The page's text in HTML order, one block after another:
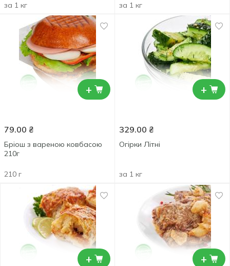
за 1 кг за 1 кг
+
79.00 ₴
Бріош з вареною ковбасою
210г
210 г
+
329.00 ₴
Огірки Літні
за 1 кг
+ +